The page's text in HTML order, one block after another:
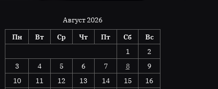
Август 2026
Пн
Вт Ср Чт Пт Сб
Вс
1
2
3
4 5 6 7 8
9
10
11 12 13 14 15
16